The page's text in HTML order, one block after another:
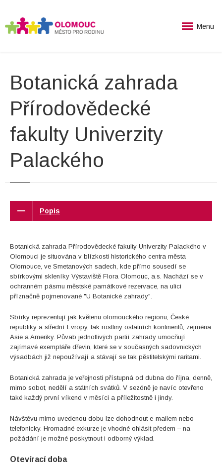
Menu
Botanická zahrada
Přírodovědecké
fakulty Univerzity
Palackého
Popis
Botanická zahrada Přírodovědecké fakulty Univerzity Palackého v
Olomouci je situována v blízkosti historického centra města
Olomouce, ve Smetanových sadech, kde přímo sousedí se
sbírkovými skleníky Výstaviště Flora Olomouc, a.s. Nachází se v
ochranném pásmu městské památkové rezervace, na ulici
příznačně pojmenované "U Botanické zahrady".
Sbírky reprezentují jak květenu olomouckého regionu, České
republiky a střední Evropy, tak rostliny ostatních kontinentů, zejména
Asie a Ameriky. Půvab jednotlivých partií zahrady umocňují
zajímavé exempláře dřevin, které se v současných sadovnických
výsadbách již nepoužívají a stávají se tak pěstitelskými raritami.
Botanická zahrada je veřejnosti přístupná od dubna do října, denně,
mimo sobot, nedělí a státních svátků. V sezóně je navíc otevřeno
také každý první víkend v měsíci a příležitostně i jindy.
Návštěvu mimo uvedenou dobu lze dohodnout e-mailem nebo
telefonicky. Hromadné exkurze je vhodné ohlásit předem – na
požádání je možné poskytnout i odborný výklad.
Otevírací doba